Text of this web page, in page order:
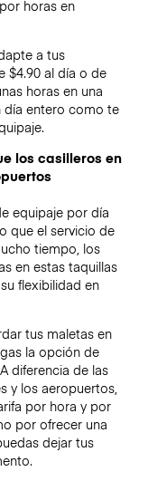
horas en
a tus
$4.90 al día o de
horas en una
día entero como te
los casilleros en
equipaje por día
que el servicio de
tiempo, los
en estas taquillas
flexibilidad en
tus maletas en
la opción de
diferencia de las
y los aeropuertos,
por hora y por
por ofrecer una
dejar tus